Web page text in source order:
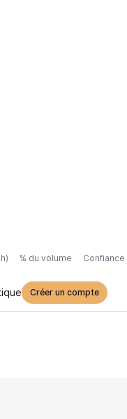
% du volume Confiance
Créer un compte